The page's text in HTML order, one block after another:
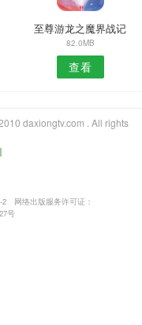
至尊游龙之魔界战记
82.0MB
查看
daxiongtv.com . All rights
2
网络出版服务许可证：
号